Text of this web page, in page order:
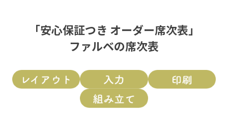
「安心保証つき オーダー席次表」
ファルベの席次表